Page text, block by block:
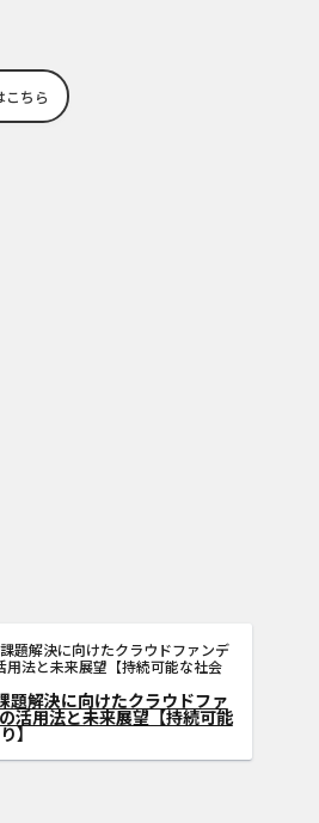
こちら
活性化を加速！クラウドファ
活用したまちづくりの成功事